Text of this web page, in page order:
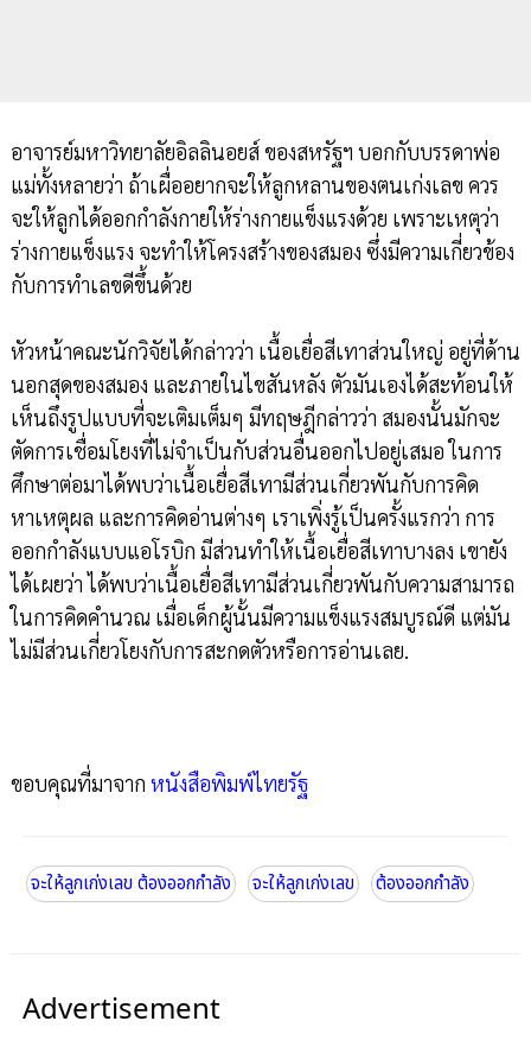
อาจารย์มหาวิทยาลัยอิลลินอยส์ ของสหรัฐฯ บอกกับบรรดาพ่อ
แม่ทั้งหลายว่า ถ้าเผื่ออยากจะให้ลูกหลานของตนเก่งเลข ควร
จะให้ลูกได้ออกกำลังกายให้ร่างกายแข็งแรงด้วย เพราะเหตุว่า
ร่างกายแข็งแรง จะทำให้โครงสร้างของสมอง ซึ่งมีความเกี่ยวข้อง
กับการทำเลขดีขึ้นด้วย
หัวหน้าคณะนักวิจัยได้กล่าวว่า เนื้อเยื่อสีเทาส่วนใหญ่ อยู่ที่ด้าน
นอกสุดของสมอง และภายในไขสันหลัง ตัวมันเองได้สะท้อนให้
เห็นถึงรูปแบบที่จะเติมเต็มๆ มีทฤษฎีกล่าวว่า สมองนั้นมักจะ
ตัดการเชื่อมโยงที่ไม่จำเป็นกับส่วนอื่นออกไปอยู่เสมอ ในการ
ศึกษาต่อมาได้พบว่าเนื้อเยื่อสีเทามีส่วนเกี่ยวพันกับการคิด
หาเหตุผล และการคิดอ่านต่างๆ เราเพิ่งรู้เป็นครั้งแรกว่า การ
ออกกำลังแบบแอโรบิก มีส่วนทำให้เนื้อเยื่อสีเทาบางลง เขายัง
ได้เผยว่า ได้พบว่าเนื้อเยื่อสีเทามีส่วนเกี่ยวพันกับความสามารถ
ในการคิดคำนวณ เมื่อเด็กผู้นั้นมีความแข็งแรงสมบูรณ์ดี แต่มัน
ไม่มีส่วนเกี่ยวโยงกับการสะกดตัวหรือการอ่านเลย.
ขอบคุณที่มาจาก หนังสือพิมพ์ไทยรัฐ
จะให้ลูกเก่งเลข ต้องออกกำลัง จะให้ลูกเก่งเลข ต้องออกกำลัง
Advertisement